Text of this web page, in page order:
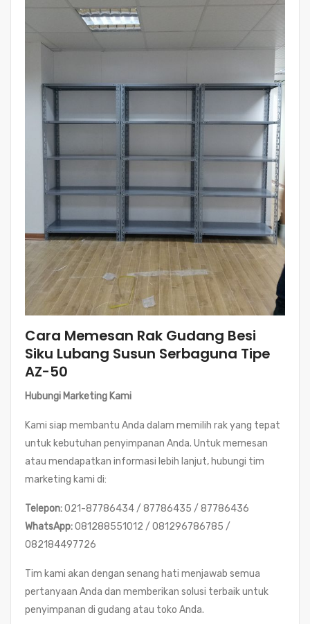
Cara Memesan Rak Gudang Besi
Siku Lubang Susun Serbaguna Tipe
AZ-50
Hubungi Marketing Kami
Kami siap membantu Anda dalam memilih rak yang tepat
untuk kebutuhan penyimpanan Anda. Untuk memesan
atau mendapatkan informasi lebih lanjut, hubungi tim
marketing kami di:
Telepon:021-87786434 / 87786435 / 87786436
WhatsApp:081288551012 / 081296786785 /
082184497726
Tim kami akan dengan senang hati menjawab semua
pertanyaan Anda dan memberikan solusi terbaik untuk
penyimpanan di gudang atau toko Anda.